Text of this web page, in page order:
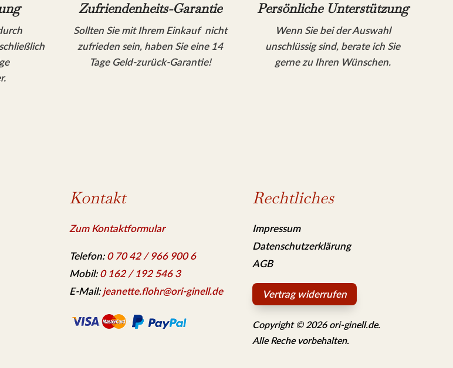
Zufriendenheits-Garantie
Sollten Sie mit Ihrem Einkauf nicht
zufrieden sein, haben Sie eine 14
Tage Geld-zurück-Garantie!
Persönliche Unterstützung
Wenn Sie bei der Auswahl
unschlüssig sind, berate ich Sie
gerne zu Ihren Wünschen.
Kontakt
Zum Kontaktformular
Telefon:0 70 42 / 966 900 6
Mobil:0 162 / 192 546 3
E-Mail: jeanette.flohr@ori-ginell.de
Rechtliches
Impressum
Datenschutzerklärung
AGB
Vertrag widerrufen
Copyright © 2026 ori-ginell.de.
Alle Reche vorbehalten.